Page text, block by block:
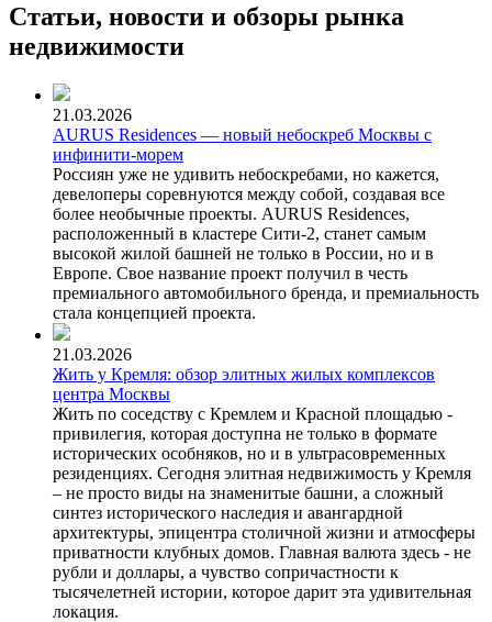
Статьи, новости и обзоры рынка
недвижимости
21.03.2026
AURUS Residences — новый небоскреб Москвы с
инфинити-морем
Россиян уже не удивить небоскребами, но кажется,
девелоперы соревнуются между собой, создавая все
более необычные проекты. AURUS Residences,
расположенный в кластере Сити-2, станет самым
высокой жилой башней не только в России, но и в
Европе. Свое название проект получил в честь
премиального автомобильного бренда, и премиальность
стала концепцией проекта.
21.03.2026
Жить у Кремля: обзор элитных жилых комплексов
центра Москвы
Жить по соседству с Кремлем и Красной площадью -
привилегия, которая доступна не только в формате
исторических особняков, но и в ультрасовременных
резиденциях. Сегодня элитная недвижимость у Кремля
– не просто виды на знаменитые башни, а сложный
синтез исторического наследия и авангардной
архитектуры, эпицентра столичной жизни и атмосферы
приватности клубных домов. Главная валюта здесь - не
рубли и доллары, а чувство сопричастности к
тысячелетней истории, которое дарит эта удивительная
локация.